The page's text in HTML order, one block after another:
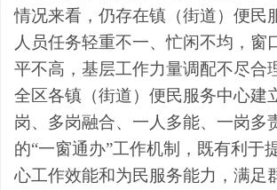
情况来看， 仍存在镇（街道）便民
人员任务轻重不一、忙闲不均，窗
平不高，基层工作力量调配不尽合
全区各镇（街道）便民服务中心建
岗、多岗融合、一人多能、一岗多
的“一窗通办”工作机制， 既有利于
心工作效能和为民服务能力，满足